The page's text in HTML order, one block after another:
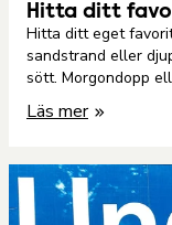
Hitta ditt
Hitta ditt eget
sandstrand eller
sött. Morgondopp
Läs mer